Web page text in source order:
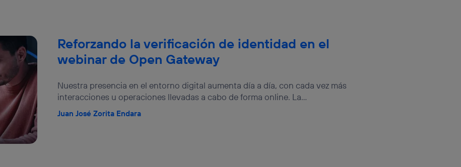
Reforzando la verificación de identidad en el
webinar de Open Gateway
Nuestra presencia en el entorno digital aumenta día a día, con cada vez más
interacciones u operaciones llevadas a cabo de forma online. La...
Juan José Zorita Endara